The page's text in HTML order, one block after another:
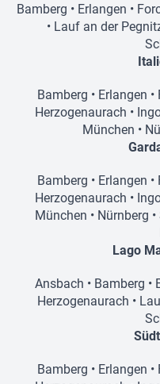
Bamberg • Erlangen •
• Lauf an der
Bamberg • Erlangen •
Herzogenaurach •
München •
Bamberg • Erlangen •
Herzogenaurach •
München • Nürnberg •
Lago
Ansbach • Bamberg •
Herzogenaurach •
Bamberg • Erlangen •